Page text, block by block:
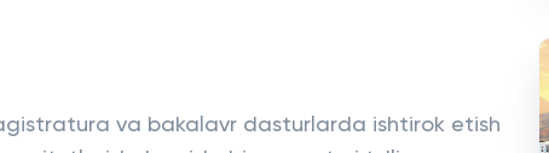
va bakalavr dasturlarda ishtirok etish